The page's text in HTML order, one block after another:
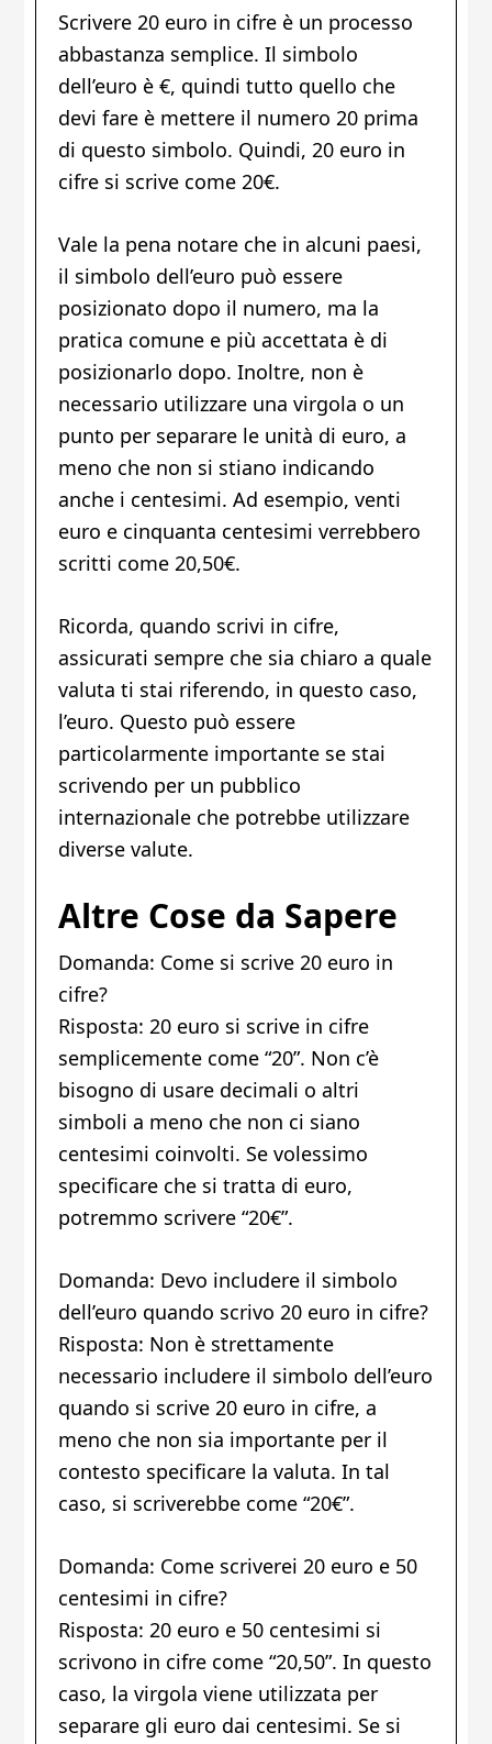
Scrivere 20 euro in cifre è un processo
abbastanza semplice. Il simbolo
dell’euro è €, quindi tutto quello che
devi fare è mettere il numero 20 prima
di questo simbolo. Quindi, 20 euro in
cifre si scrive come 20€.
Vale la pena notare che in alcuni paesi,
il simbolo dell’euro può essere
posizionato dopo il numero, ma la
pratica comune e più accettata è di
posizionarlo dopo. Inoltre, non è
necessario utilizzare una virgola o un
punto per separare le unità di euro, a
meno che non si stiano indicando
anche i centesimi. Ad esempio, venti
euro e cinquanta centesimi verrebbero
scritti come 20,50€.
Ricorda, quando scrivi in cifre,
assicurati sempre che sia chiaro a quale
valuta ti stai riferendo, in questo caso,
l’euro. Questo può essere
particolarmente importante se stai
scrivendo per un pubblico
internazionale che potrebbe utilizzare
diverse valute.
Altre Cose da Sapere
Domanda: Come si scrive 20 euro in
cifre?
Risposta: 20 euro si scrive in cifre
semplicemente come “20”. Non c’è
bisogno di usare decimali o altri
simboli a meno che non ci siano
centesimi coinvolti. Se volessimo
specificare che si tratta di euro,
potremmo scrivere “20€”.
Domanda: Devo includere il simbolo
dell’euro quando scrivo 20 euro in cifre?
Risposta: Non è strettamente
necessario includere il simbolo dell’euro
quando si scrive 20 euro in cifre, a
meno che non sia importante per il
contesto specificare la valuta. In tal
caso, si scriverebbe come “20€”.
Domanda: Come scriverei 20 euro e 50
centesimi in cifre?
Risposta: 20 euro e 50 centesimi si
scrivono in cifre come “20,50”. In questo
caso, la virgola viene utilizzata per
separare gli euro dai centesimi. Se si